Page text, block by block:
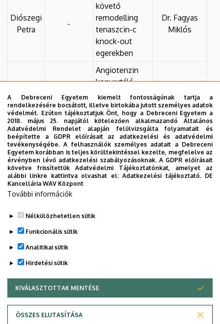
Diószegi
Petra
-
követő
remodelling
tenaszcin-c
knock-out
egerekben
Dr. Fagyas
Miklós
Porkoláb
Edit
-
Angiotenzin
konvertáló
enzimek
szerepe magas
vérnyomás
kialakulásában
MREN2
transzgenikus
állatmodellben
Dr. Tóth
Attila
Legutóbbi frissítés: 2024. 01. 10. 10:10
Adatvédelem
A Debreceni Egyetem kiemelt fontosságúnak tartja a
rendelkezésére bocsátott, illetve birtokába jutott személyes adatok
védelmét. Ezúton tájékoztatjuk Önt, hogy a Debreceni Egyetem a
2018. május 25. napjától kötelezően alkalmazandó Általános
Adatvédelmi Rendelet alapján felülvizsgálta folyamatait és
beépítette a GDPR előírásait az adatkezelési és adatvédelmi
tevékenységébe. A felhasználók személyes adatait a Debreceni
Egyetem korábban is teljes körültekintéssel kezelte, megfelelve az
érvényben lévő adatkezelési szabályozásoknak. A GDPR előírásait
követve frissítettük Adatvédelmi Tájékoztatónkat, amelyet az
alábbi linkre kattintva olvashat el:Adatkezelési tájékoztató. DE
Kancellária WAV Központ
További információk
Nélkülözhetetlen sütik
Funkcionális sütik
Analitikai sütik
Hirdetési sütik
KIVÁLASZTOTTAK MENTÉSE
ÖSSZES ELUTASÍTÁSA
WITHDRAW CONSENT